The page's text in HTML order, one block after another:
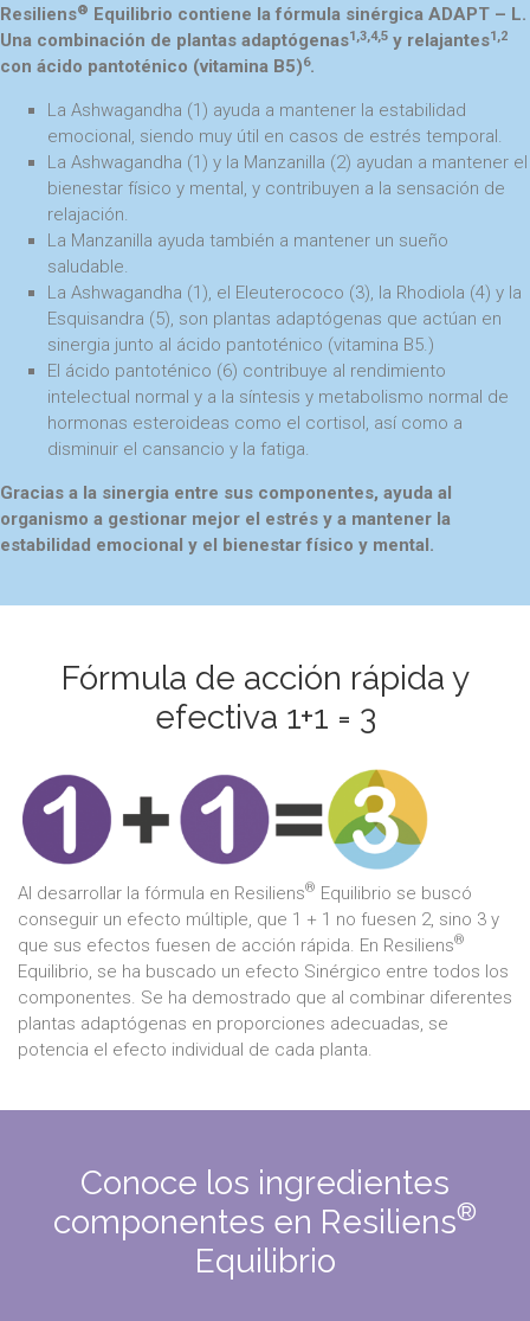
Resiliens® Equilibrio contiene la fórmula sinérgica ADAPT – L.
Una combinación de plantas adaptógenas1,3,4,5 y relajantes1,2
con ácido pantoténico (vitamina B5)6.
La Ashwagandha (1) ayuda a mantener la estabilidad
emocional, siendo muy útil en casos de estrés temporal.
La Ashwagandha (1) y la Manzanilla (2) ayudan a mantener el
bienestar físico y mental, y contribuyen a la sensación de
relajación.
La Manzanilla ayuda también a mantener un sueño
saludable.
La Ashwagandha (1), el Eleuterococo (3), la Rhodiola (4) y la
Esquisandra (5), son plantas adaptógenas que actúan en
sinergia junto al ácido pantoténico (vitamina B5.)
El ácido pantoténico (6) contribuye al rendimiento
intelectual normal y a la síntesis y metabolismo normal de
hormonas esteroideas como el cortisol, así como a
disminuir el cansancio y la fatiga.
Gracias a la sinergia entre sus componentes, ayuda al
organismo a gestionar mejor el estrés y a mantener la
estabilidad emocional y el bienestar físico y mental.
Fórmula de acción rápida y
efectiva 1+1 = 3
Al desarrollar la fórmula en Resiliens® Equilibrio se buscó
conseguir un efecto múltiple, que 1 + 1 no fuesen 2, sino 3 y
que sus efectos fuesen de acción rápida. En Resiliens®
Equilibrio, se ha buscado un efecto Sinérgico entre todos los
componentes. Se ha demostrado que al combinar diferentes
plantas adaptógenas en proporciones adecuadas, se
potencia el efecto individual de cada planta.
Conoce los ingredientes
componentes en Resiliens®
Equilibrio